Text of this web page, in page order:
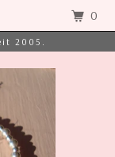
2005.
0